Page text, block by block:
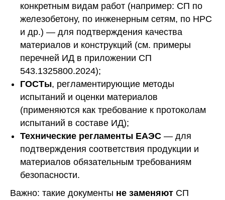
конкретным видам работ (например: СП по
железобетону, по инженерным сетям, по НРС
и др.) — для подтверждения качества
материалов и конструкций (см. примеры
перечней ИД в приложении СП
543.1325800.2024);
ГОСТы, регламентирующие методы
испытаний и оценки материалов
(применяются как требование к протоколам
испытаний в составе ИД);
Технические регламенты ЕАЭС — для
подтверждения соответствия продукции и
материалов обязательным требованиям
безопасности.
Важно: такие документы не заменяют СП